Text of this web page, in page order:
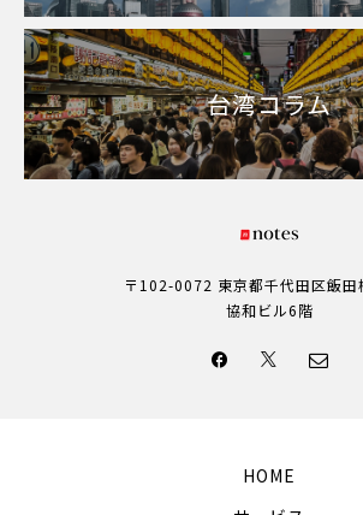
台湾コラム
〒102-0072 東京都千代田区飯
協和ビル6階
HOME